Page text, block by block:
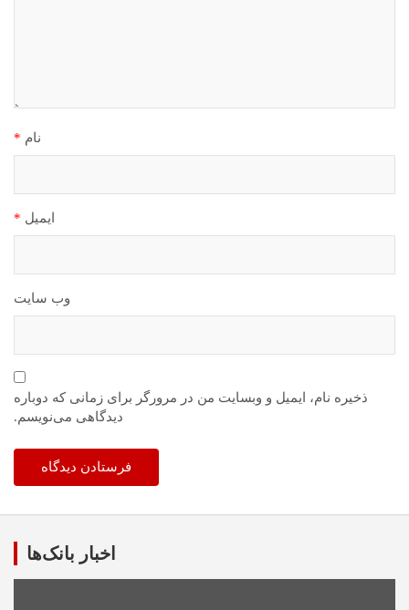
نام*
ایمیل *
وب‌ سایت
ذخیره نام، ایمیل و وبسایت من در مرورگر برای زمانی که دوباره
دیدگاهی می‌نویسم.
اخبار بانک‌ها